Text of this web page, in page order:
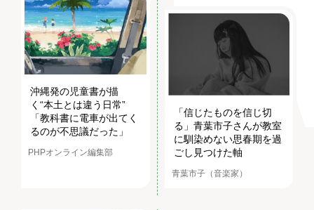
沖縄発の児童書が描
く“本土とは違う日常”
「教科書に電車が出てく
るのが不思議だった」
PHPオンライン編集部
「信じたものを信じ切
る」青葉市子さんが教室
に馴染めない思春期を過
ごし見つけた軸
青葉市子（音楽家）